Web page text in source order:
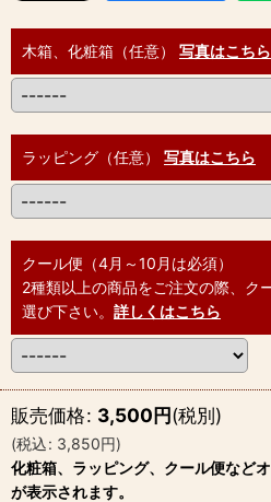
木箱、化粧箱（任意） 写真はこちら
ラッピング（任意） 写真はこちら
クール便（4月～10月は必須）
2種類以上の商品をご注文の際、ク
選び下さい。 詳しくはこちら
販売価格: 3,500円(税別)
(税込: 3,850円)
化粧箱、ラッピング、クール便など
が表示されます。